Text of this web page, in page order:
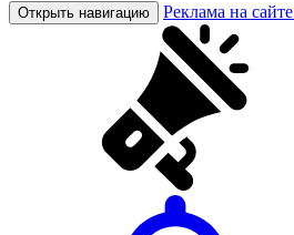
Открыть навигацию Реклама на сайте